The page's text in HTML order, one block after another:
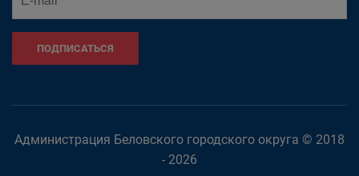
ПОДПИСАТЬСЯ
Администрация Беловского городского округа © 2018
- 2026